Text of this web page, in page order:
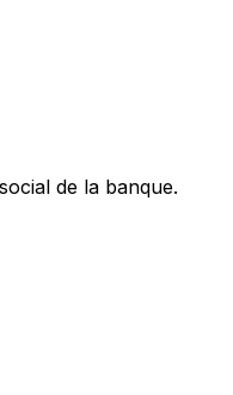
de la banque.